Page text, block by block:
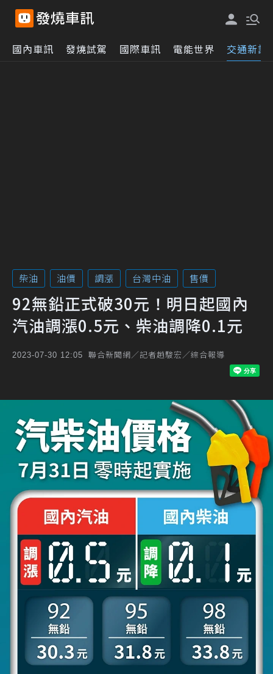
國內車訊 發燒試駕 國際車訊 電能世界 交通新訊
柴油 油價 調漲 台灣中油 售價
92無鉛正式破30元！明日起國內
汽油調漲0.5元、柴油調降0.1元
2023-07-30 12:05 聯合新聞網／記者趙駿宏／綜合報導